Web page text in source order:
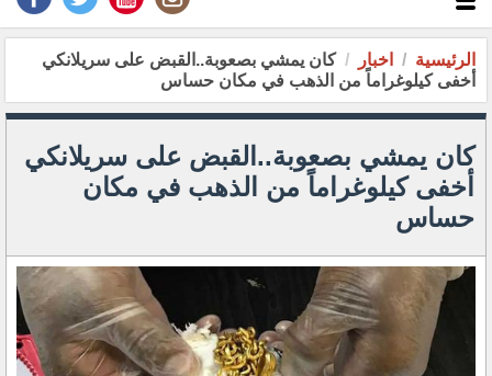
الرئيسية اخبار
كان يمشي بصعوبة..القبض على سريلانكي
أخفى كيلوغراماً من الذهب في مكان حساس
كان يمشي بصعوبة..القبض على سريلانكي
أخفى كيلوغراماً من الذهب في مكان
حساس